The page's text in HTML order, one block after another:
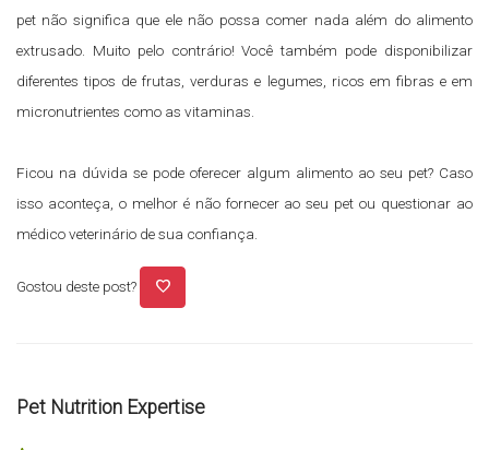
pet não significa que ele não possa comer nada além do alimento
extrusado. Muito pelo contrário! Você também pode disponibilizar
diferentes tipos de frutas, verduras e legumes, ricos em fibras e em
micronutrientes como as vitaminas.
Ficou na dúvida se pode oferecer algum alimento ao seu pet? Caso
isso aconteça, o melhor é não fornecer ao seu pet ou questionar ao
médico veterinário de sua confiança.
Gostou deste post? favorite
Pet Nutrition Expertise